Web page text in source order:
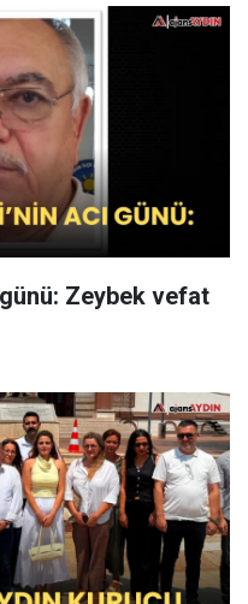
günü: Zeybek vefat